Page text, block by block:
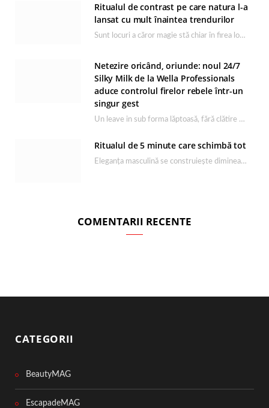
Ritualul de contrast pe care natura l-a
lansat cu mult înaintea trendurilor
Sunt locuri a căror magie stă chiar în firea lor naturală, iar Lacul Ursu din…
Netezire oricând, oriunde: noul 24/7
Silky Milk de la Wella Professionals
aduce controlul firelor rebele într-un
singur gest
Un leave in sub forma lăptoasă, fără clătire care completează rutina Ultimate Smooth și transformă…
Ritualul de 5 minute care schimbă tot
Eleganța masculină se construiește dimineața, în câteva minute și cu produsele potrivite. O rutină de…
COMENTARII RECENTE
CATEGORII
BeautyMAG
EscapadeMAG